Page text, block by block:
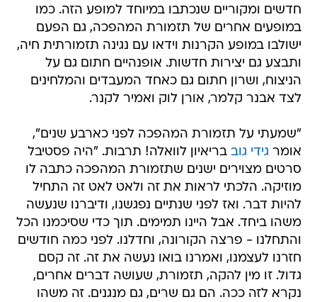
חדשים ומקוריים שנכתבו במיוחד למופע הזה. כמו
במופעים אחרים של תזמורת המהפכה, גם הפעם
ישולבו במופע הקרנות וידאו עם נגינה תזמורתית חיה,
ותבצע גם יצירות חדשות. אופנהיים חתום גם על
הניצוח, ושרון חתום גם כאחד המעבדים והמלחינים
לצד אבנר קלמר, אורן לוק ואמיר לקנר.
"שמעתי על תזמורת המהפכה לפני כארבע שנים",
אומר גידי גוב בריאיון לוואלה! תרבות. "היה פסטיבל
סרטים מצוירים ישנים שתזמורת המהפכה כתבה לו
מוזיקה. הלכתי לראות את זה ולאט לאט זה התחיל
להיות דבר. ואז לפני שנתיים נפגשנו, ודיברנו שנעשה
משהו ביחד. אבל היינו תמימים. תוך כדי שסיכמנו הכל
והתחלנו - פרצה הקורונה, וחדלנו. לפני כמה חודשים
חזרנו לעצמנו, ואמרנו בואו נעשה את זה. זה קסם
גדול. זו מין להקה, תזמורת, שעושה דברים אחרים,
נקרא לזה ככה. הם גם שרים, גם מנגנים. זה משהו